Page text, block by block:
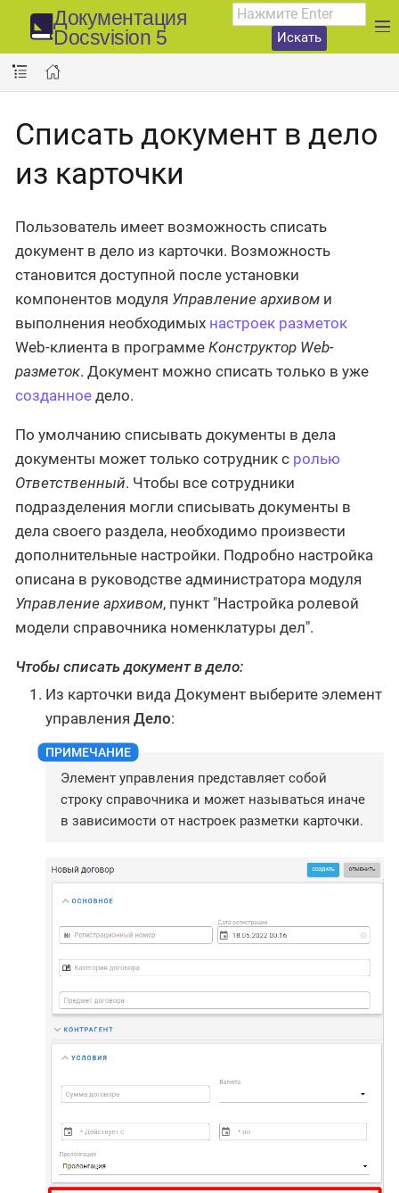
Документация
Docsvision 5
Искать
Списать документ в дело
из карточки
Пользователь имеет возможность списать
документ в дело из карточки. Возможность
становится доступной после установки
компонентов модуля Управление архивом и
выполнения необходимых настроек разметок
Web-клиента в программе Конструктор Web-
разметок. Документ можно списать только в уже
созданное дело.
По умолчанию списывать документы в дела
документы может только сотрудник с ролью
Ответственный. Чтобы все сотрудники
подразделения могли списывать документы в
дела своего раздела, необходимо произвести
дополнительные настройки. Подробно настройка
описана в руководстве администратора модуля
Управление архивом, пункт "Настройка ролевой
модели справочника номенклатуры дел".
Чтобы списать документ в дело:
Из карточки вида Документ выберите элемент
управления Дело:
Элемент управления представляет собой
строку справочника и может называться иначе
в зависимости от настроек разметки карточки.